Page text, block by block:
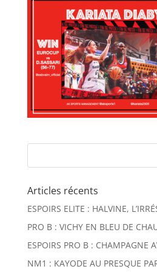
Articles récents
ESPOIRS ELITE : HALVINE,
PRO B : VICHY EN BLEU DE
ESPOIRS PRO B : CHAMPAGNE
NM1 : KAYODE AU PRESQUE